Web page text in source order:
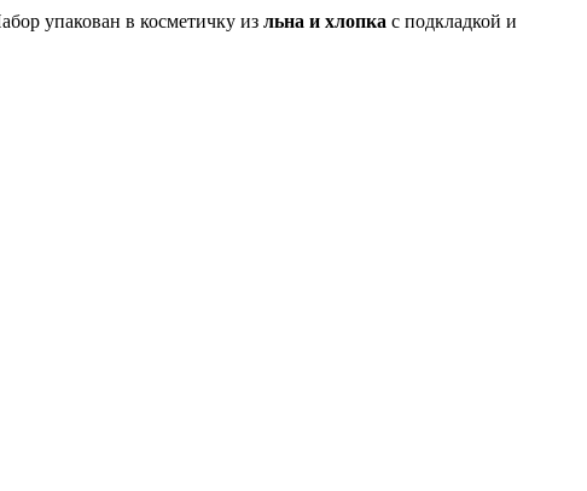
упакован в косметичку из льна и хлопка с подкладкой и